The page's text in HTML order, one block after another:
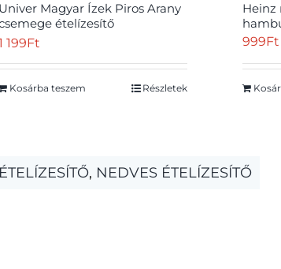
Univer Magyar Ízek Piros Arany
ételízesítő
240 g
199Ft
Kosárba teszem Részletek
Heinz
999Ft
, NEDVES ÉTELÍZESÍTŐ